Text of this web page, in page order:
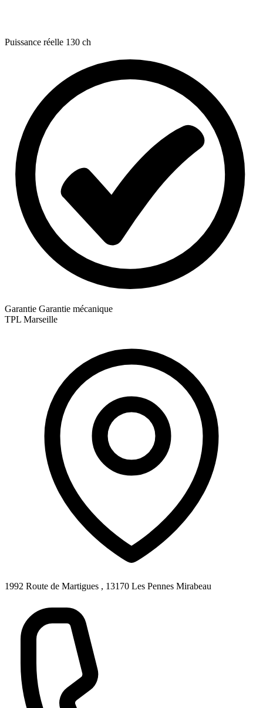
Puissance réelle 130 ch
Garantie Garantie mécanique
TPL Marseille
1992 Route de Martigues , 13170 Les Pennes Mirabeau